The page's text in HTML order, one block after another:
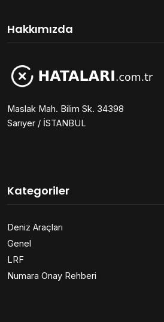
Hakkımızda
Maslak Mah. Bilim Sk. 34398
Sarıyer / İSTANBUL
Kategoriler
Deniz Araçları
Genel
LRF
Numara Onay Rehberi